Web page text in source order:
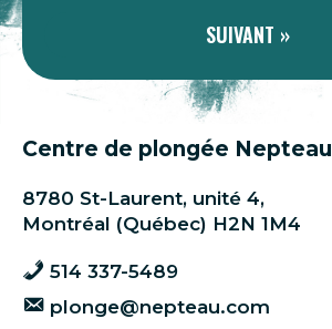
SUIVANT »
Centre de plongée Nepteau
8780 St-Laurent, unité 4,
Montréal (Québec) H2N 1M4
514 337-5489
plonge@nepteau.com